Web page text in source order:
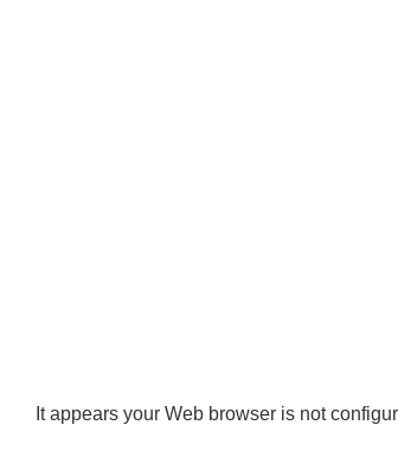
It appears your Web browser is not